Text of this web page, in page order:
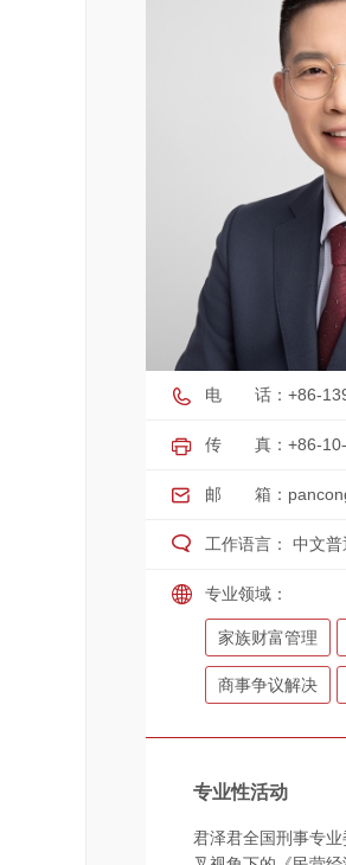
电 话：+86-139
传 真：+86-10-
邮 箱：
工作语言： 中文
专业领域：
家族财富管理
商事争议解决
专业性活动
君泽君全国刑事专